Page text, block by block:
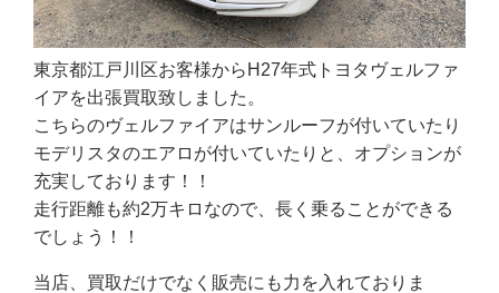
東京都江戸川区お客様からH27年式トヨタヴェルファ
イアを出張買取致しました。
こちらのヴェルファイアはサンルーフが付いていたり
モデリスタのエアロが付いていたりと、オプションが
充実しております！！
走行距離も約2万キロなので、長く乗ることができる
でしょう！！
当店、買取だけでなく販売にも力を入れておりま